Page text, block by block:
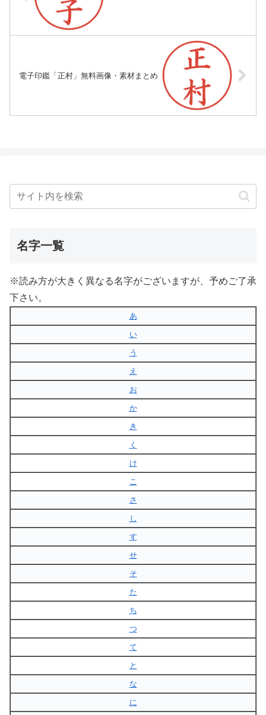
電子印鑑「正村」無料画像・素材まとめ
名字一覧
※読み方が大きく異なる名字がございますが、予めご了承
下さい。
あ
い
う
え
お
か
き
く
け
こ
さ
し
す
せ
そ
た
ち
つ
て
と
な
に